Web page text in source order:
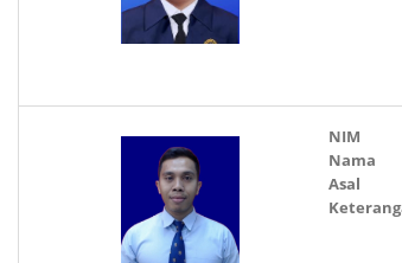
NIM
Nama
Asal